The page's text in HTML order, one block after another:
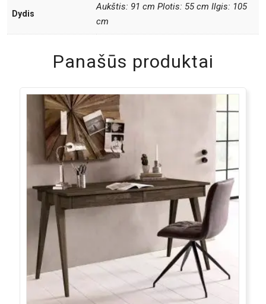
Dydis
Aukštis: 91 cm Plotis: 55 cm Ilgis: 105
cm
Panašūs produktai